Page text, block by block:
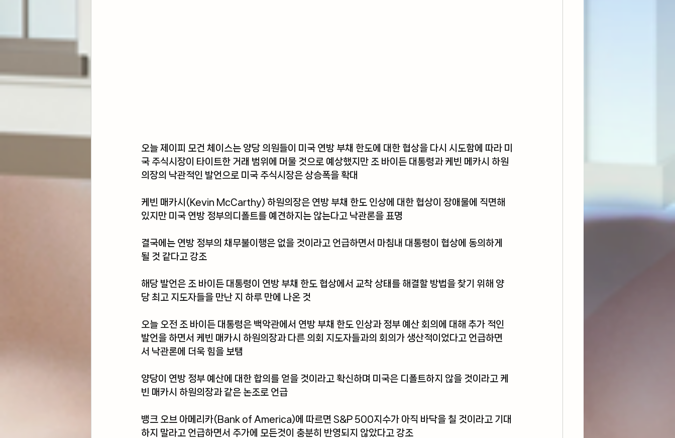
오늘 제이피 모건 체이스는 양당 의원들이 미국 연방 부채 한도에 대한 협상을 다시 시도함에 따라 미
국 주식시장이 타이트한 거래 범위에 머물 것으로 예상했지만 조 바이든 대통령과 케빈 메카시 하원
의장의 낙관적인 발언으로 미국 주식시장은 상승폭을 확대
케빈 매카시(Kevin McCarthy) 하원의장은 연방 부채 한도 인상에 대한 협상이 장애물에 직면해
있지만 미국 연방 정부의디폴트를 예견하지는 않는다고 낙관론을 표명
결국에는 연방 정부의 채무불이행은 없을 것이라고 언급하면서 마침내 대통령이 협상에 동의하게
될 것 같다고 강조
해당 발언은 조 바이든 대통령이 연방 부채 한도 협상에서 교착 상태를 해결할 방법을 찾기 위해 양
당 최고 지도자들을 만난 지 하루 만에 나온 것
오늘 오전 조 바이든 대통령은 백악관에서 연방 부채 한도 인상과 정부 예산 회의에 대해 추가 적인
발언을 하면서 케빈 매카시 하원의장과 다른 의회 지도자들과의 회의가 생산적이었다고 언급하면
서 낙관론에 더욱 힘을 보탬
양당이 연방 정부 예산에 대한 합의를 얻을 것이라고 확신하며 미국은 디폴트하지 않을 것이라고 케
빈 매카시 하원의장과 같은 논조로 언급
뱅크 오브 아메리카(Bank of America)에 따르면 S&P 500지수가 아직 바닥을 칠 것이라고 기대
하지 말라고 언급하면서 주가에 모든것이 충분히 반영되지 않았다고 강조